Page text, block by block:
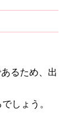
るため、出
しょう。